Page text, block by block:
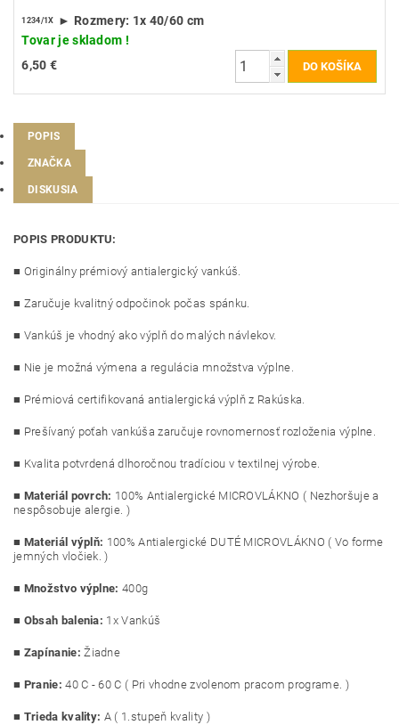
1234/1X
► Rozmery: 1x 40/60 cm
Tovar je skladom !
6,50 €
POPIS
ZNAČKA
DISKUSIA
POPIS PRODUKTU:
■ Originálny prémiový antialergický vankúš.
■ Zaručuje kvalitný odpočinok počas spánku.
■ Vankúš je vhodný ako výplň do malých návlekov.
■ Nie je možná výmena a regulácia množstva výplne.
■ Prémiová certifikovaná antialergická výplň z Rakúska.
■ Prešívaný poťah vankúša zaručuje rovnomernosť rozloženia výplne.
■ Kvalita potvrdená dlhoročnou tradíciou v textilnej výrobe.
■ Materiál povrch: 100% Antialergické MICROVLÁKNO ( Nezhoršuje a
nespôsobuje alergie. )
■ Materiál výplň: 100% Antialergické DUTÉ MICROVLÁKNO ( Vo forme
jemných vločiek. )
■ Množstvo výplne: 400g
■ Obsah balenia: 1x Vankúš
■ Zapínanie: Žiadne
■ Pranie: 40 C - 60 C ( Pri vhodne zvolenom pracom programe. )
■ Trieda kvality: A ( 1.stupeň kvality )